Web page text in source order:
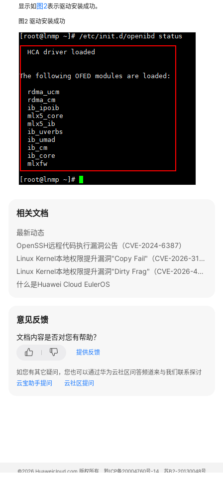
控
台
操
作
称？
HCE、
openEuler
和
EulerOS
镜
像
的
区
是
什
么？
如
内
核
模
块
以
何
显示如图2表示驱动安装成功。
图2 驱动安装成功
相关文档
最新动态
OpenSSH远程代码执行漏洞公告（CVE-2024-6387）
Linux Kernel本地权限提升漏洞"Copy Fail"（CVE-2026-31431）
Linux Kernel本地权限提升漏洞"Dirty Frag"（CVE-2026-43284）
什么是Huawei Cloud EulerOS
意见反馈
文档内容是否对您有帮助？
提供反馈
如您有其它疑问，您也可以通过华为云社区问答频道来与我们联系探讨
云宝助手提问
云社区提问
©2026 Huaweicloud.com 版权所有 黔ICP备20004760号-14
苏B2-20130048号